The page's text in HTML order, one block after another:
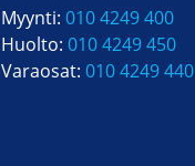
Myynti: 010 4249 400
Huolto: 010 4249 450
Varaosat: 010 4249 440